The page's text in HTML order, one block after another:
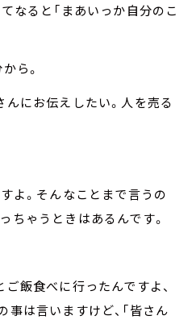
なると「まあいっか自分のこ
ら。
んにお伝えしたい。人を売る
よ。そんなことまで言うの
ちゃうときはあるんです。
飯食べに行ったんですよ、
事は言いますけど、「皆さん